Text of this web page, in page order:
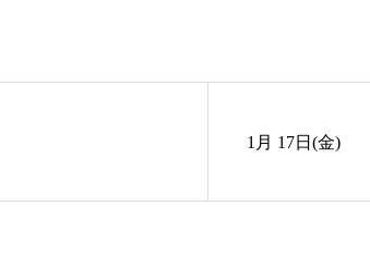
1月 17日(金)